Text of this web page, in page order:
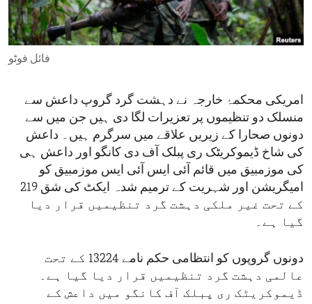
ENVIRONMENT AND HEALTH
IDEALS AND INSTITUTIONS
فائل فوٹو
امریکی محکمۂ خارجہ نے دہشت گرد گروپ داعش سے
منسلک دو تنظیموں پر تعزیرات لگا دی ہیں جن میں سے
دونوں صحارا کے زیریں علاقے میں سرگرم ہیں۔ داعش
کی شاخ ڈیموکریٹک ری پبلک آف دی کانگو اور داعش ہی
کی موزمبیق میں قائم آئی ایس آئی ایس موزمبیق کو
امیگریشن اور شہریت کے ترمیم شدہ ایکٹ کی شق 219
کے تحت غیر ملکی دہشت گرد تنظیمیں قرار دیا
گیا ہے۔
دونوں گروپوں کو انتظامی حکم نامے 13224 کے تحت
عالمی دہشت گرد تنظیمیں قرار دیا گیا ہے۔
ڈیموکریٹک ری پبلک آف کانگو میں داعش کے